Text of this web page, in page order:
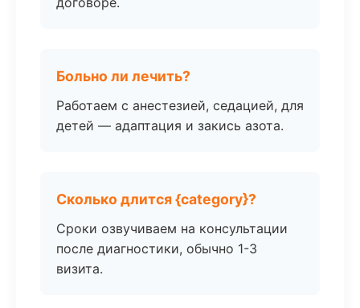
Больно ли лечить?
Работаем с анестезией, седацией, для
детей — адаптация и закись азота.
Сколько длится {category}?
Сроки озвучиваем на консультации
после диагностики, обычно 1-3
визита.